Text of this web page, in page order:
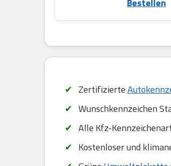
Zertifizierte
Wunschkennzeichen
Alle Kfz-
Kostenloser und